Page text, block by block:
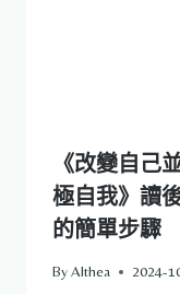
《改變自己
極自我》讀
的簡單步驟
ByAlthea 2024-